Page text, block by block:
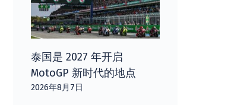
泰国是 2027 年开启
MotoGP 新时代的地点
2026年8月7日